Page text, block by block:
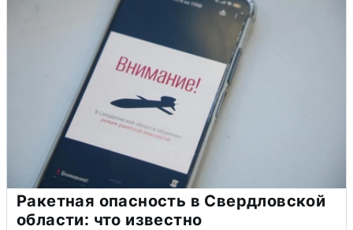
Ракетная опасность в Свердловской
области: что известно